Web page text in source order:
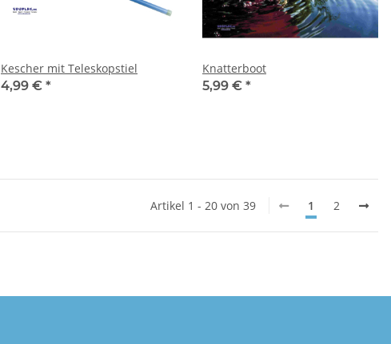
Kescher mit Teleskopstiel
4,99 € *
Knatterboot
5,99 € *
Artikel 1 - 20 von 39 1 2